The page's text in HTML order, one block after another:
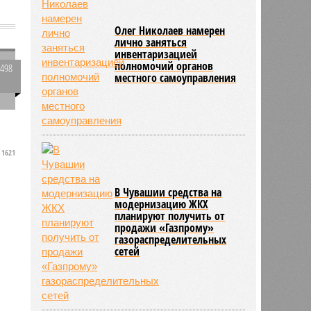
1621
Олег Николаев намерен
лично заняться
инвентаризацией
полномочий органов
местного самоуправления
В Чувашии средства на
модернизацию ЖКХ
планируют получить от
продажи «Газпрому»
газораспределительных
сетей